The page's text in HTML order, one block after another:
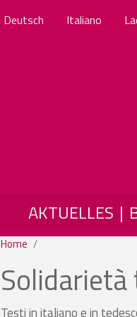
Deutsch Italiano
MAIN
AKTUELLES
Home
Testi in italiano e in